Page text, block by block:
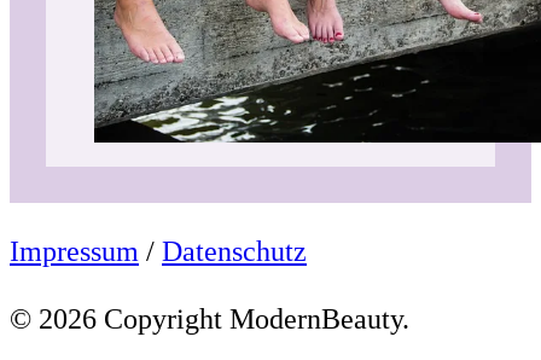
Impressum / Datenschutz
© 2026 Copyright ModernBeauty.